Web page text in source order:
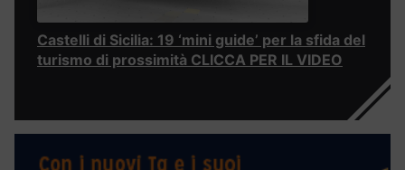
Castelli di Sicilia: 19 ‘mini guide’ per la sfida del
turismo di prossimità CLICCA PER IL VIDEO